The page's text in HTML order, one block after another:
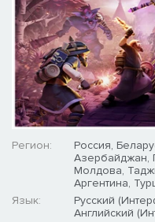
Регион:
Россия,
Азербайджан,
Молдова,
Аргентина,
Язык:
Русский
Английский